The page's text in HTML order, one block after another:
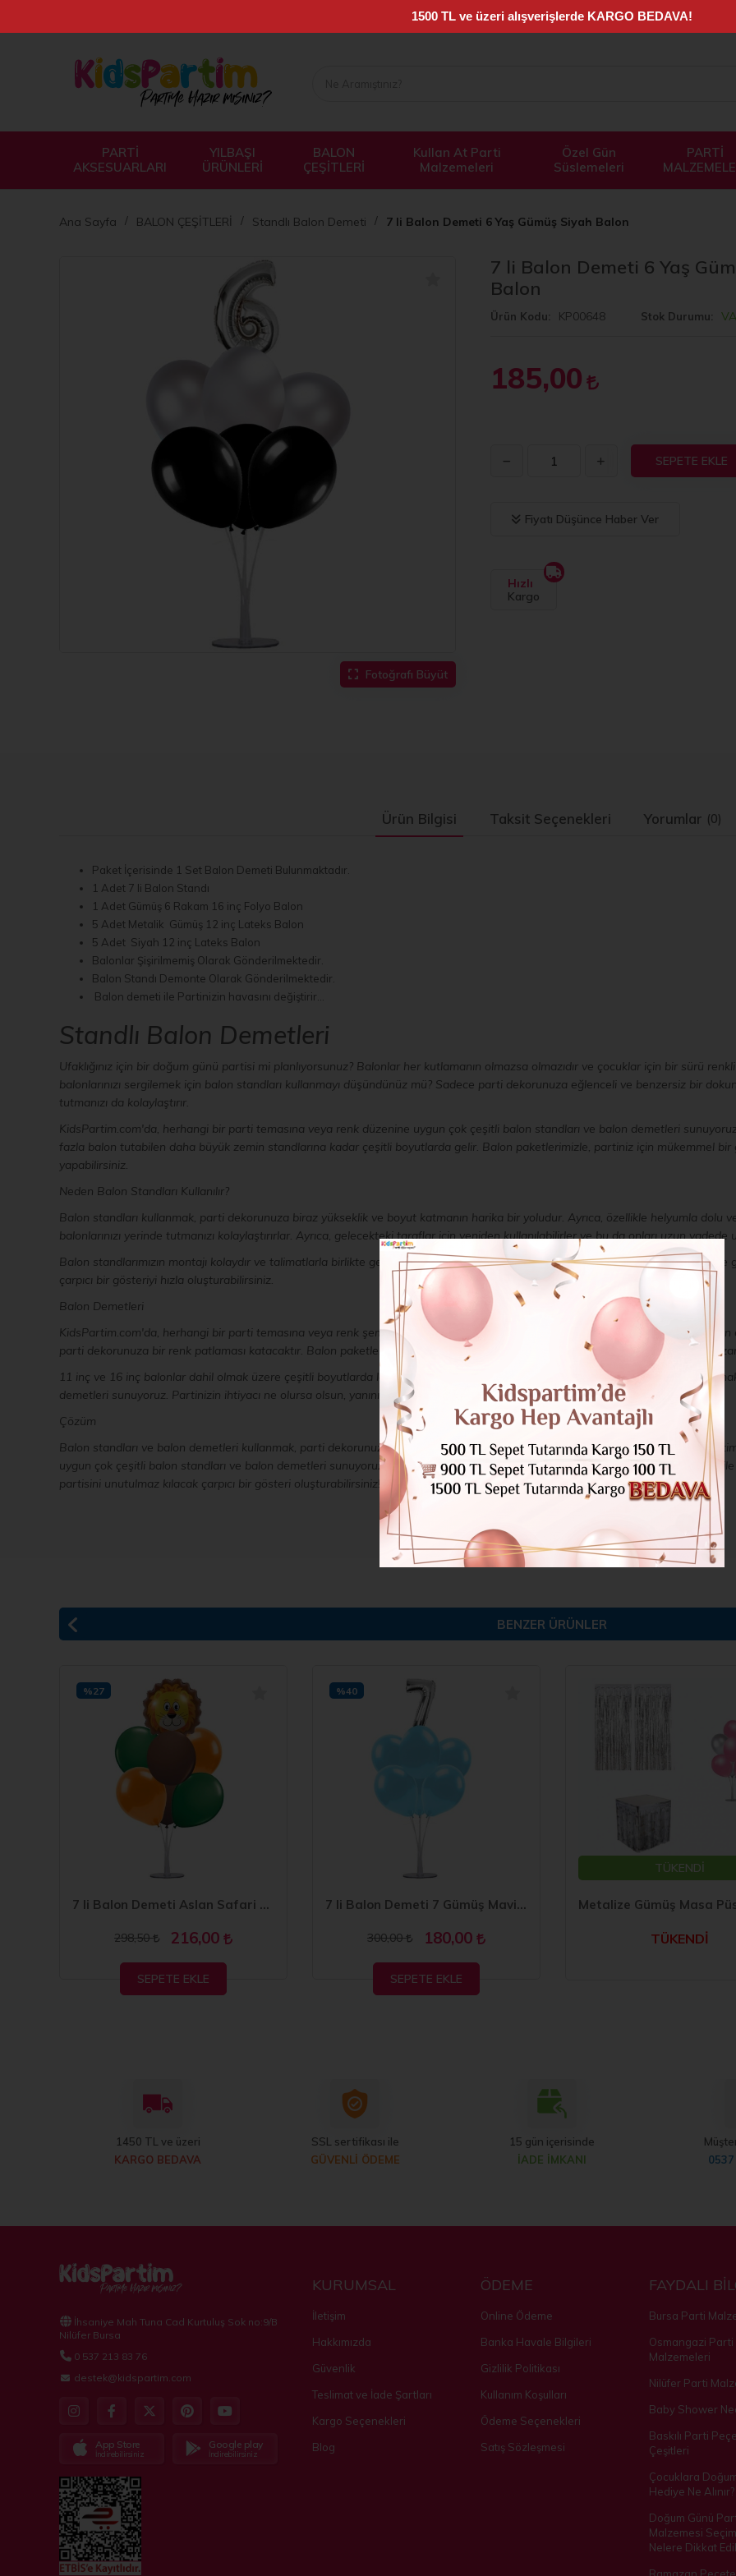
PARTİ
AKSESUARLARI
YILBAŞI
ÜRÜNLERİ
BALON
ÇEŞİTLERİ
Kullan At Parti
Malzemeleri
Özel Gün
Süslemeleri
PARTİ
Ana Sayfa BALON ÇEŞİTLERİ Standlı Balon Demeti 7 li Balon Demeti 6 Yaş Gümüş Siyah Balon
Fotoğrafı Büyüt
7 li Balon Demeti 6 Yaş
Balon
Ürün Kodu KP00648 Stok Durumu
185,00
SEPETE EKLE
Fiyatı Düşünce Haber Ver
Hızlı
Kargo
Ürün Bilgisi Taksit Seçenekleri Yorumlar (0)
Paket İçerisinde 1 Set Balon Demeti Bulunmaktadır.
1 Adet 7 li Balon Standı
1 Adet Gümüş 6 Rakam 16 inç Folyo Balon
5 Adet Metalik Gümüş 12 inç Lateks Balon
5 Adet Siyah 12 inç Lateks Balon
Balonlar Şişirilmemiş Olarak Gönderilmektedir.
Balon Standı Demonte Olarak Gönderilmektedir.
Balon demeti ile Partinizin havasını değiştirir…
Standlı Balon Demetleri
Ufaklığınız için bir doğum günü partisi mi planlıyorsunuz? Balonlar her kutlamanın olmazsa olmazıdır ve çocuklar için bir sürü
balonlarınızı sergilemek için balon standları kullanmayı düşündünüz mü? Sadece parti dekorunuza eğlenceli ve benzersiz bir
tutmanızı da kolaylaştırır.
KidsPartim.com'da, herhangi bir parti temasına veya renk düzenine uygun çok çeşitli balon standları ve balon demetleri
fazla balon tutabilen daha büyük zemin standlarına kadar çeşitli boyutlarda gelir. Balon paketlerimizle, partiniz için mükemmel
yapabilirsiniz.
Neden Balon Standları Kullanılır?
Balon standları kullanmak, parti dekorunuza biraz yükseklik ve boyut katmanın harika bir yoludur. Ayrıca, özellikle helyumla dolu
balonlarınızı yerinde tutmanızı kolaylaştırırlar. Ayrıca, gelecekteki taraflar için yeniden kullanılabilirler ve bu da onları uzun
Balon standlarımızın montajı kolaydır ve talimatlarla birlikte gelir, bu nedenle herhangi bir karmaşık kurulum için
çarpıcı bir gösteriyi hızla oluşturabilirsiniz.
Balon Demetleri
KidsPartim.com'da, herhangi bir parti temasına veya renk şemasına uygun bir dizi balon demeti sunuyoruz. Klasik düz
parti dekorunuza bir renk patlaması katacaktır. Balon paketlerimizle, ihtiyacınız olan her şeyi tek bir uygun pakette satın alarak
11 inç ve 16 inç balonlar dahil olmak üzere çeşitli boyutlarda lateks balon demetleri sunuyoruz. Partilerine lüks bir dokunuş
demetleri sunuyoruz. Partinizin ihtiyacı ne olursa olsun, yanınızdayız!
Çözüm
Balon standları ve balon demetleri kullanmak, parti dekorunuza biraz eğlence ve renk katmanın mükemmel bir yoludur.
uygun çok çeşitli balon standları ve balon demetleri sunuyoruz. Kullanımı kolay balon stantlarımız ve yüksek kaliteli
partisini unutulmaz kılacak çarpıcı bir gösteri oluşturabilirsiniz!
BENZER ÜRÜNLER
7 li Balon Demeti Aslan Safari Temalı Balon
298,50 216,00
%27
SEPETE EKLE
7 li Balon Demeti 7 Gümüş Mavi Balon
300,00 180,00
%40
SEPETE EKLE
TÜKENDİ
TÜKENDİ
1450 TL ve üzeri
KARGO BEDAVA
SSL sertifikası ile
GÜVENLİ ÖDEME
15 gün içerisinde
İADE İMKANI
İhsaniye Mah Tuna Cad Kurtuluş Sok no:9/B
Nilüfer Bursa
0 537 213 83 76
destek@kidspartim.com
App Store
İndirebilirsiniz
Google play
İndirebilirsiniz
KURUMSAL
İletişim
Hakkımızda
Güvenlik
Teslimat ve İade Şartları
Kargo Seçenekleri
Blog
ÖDEME
Online Ödeme
Banka Havale Bilgileri
Gizlilik Politikası
Kullanım Koşulları
Ödeme Seçenekleri
Satış Sözleşmesi
FAYDALI
Bursa Parti
Osmangazi Parti
Malzemeleri
Nilüfer Parti
Baby Shower
Baskılı Parti
Çeşitleri
Çocuklara
Hediye Ne Alınır?
Doğum Günü
Malzemesi
Nelere Dikkat